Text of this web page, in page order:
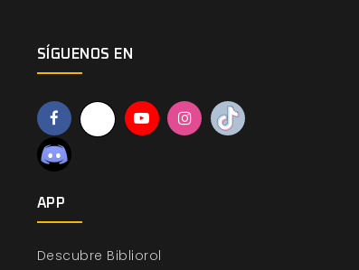
SÍGUENOS EN
APP
Descubre Bibliorol